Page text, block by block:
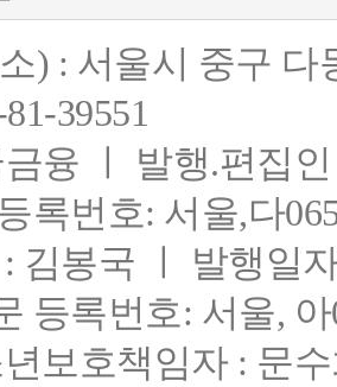
) : 서울시 중구
39551
융 ㅣ 발행.편집
록번호: 서울,다
김봉국 ㅣ 발행일
등록번호: 서울,
보호책임자 : 문